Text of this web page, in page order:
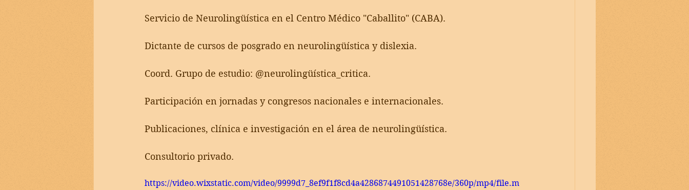
Servicio de Neurolingüística en el Centro Médico "Caballito" (CABA).
Dictante de cursos de posgrado en neurolingüística y dislexia.
Coord. Grupo de estudio: @neurolingüística_critica.
Participación en jornadas y congresos nacionales e internacionales.
Publicaciones, clínica e investigación en el área de neurolingüística.
Consultorio privado.
https://video.wixstatic.com/video/9999d7_8ef9f1f8cd4a4286874491051428768e/360p/mp4/file.m